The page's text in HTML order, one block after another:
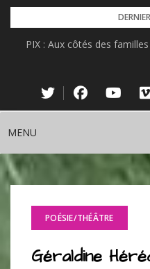
Skip
contentPIX : Aux côtés des
MENU
POÉSIE/THÉÂTRE
Géraldine